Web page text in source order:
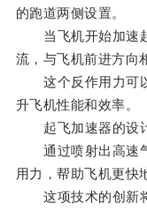
的跑道两侧设置。
当飞机开始加速起
流，与飞机前进方向
这个反作用力可以
升飞机性能和效率。
起飞加速器的设计
通过喷射出高速气
用力，帮助飞机更快
这项技术的创新将